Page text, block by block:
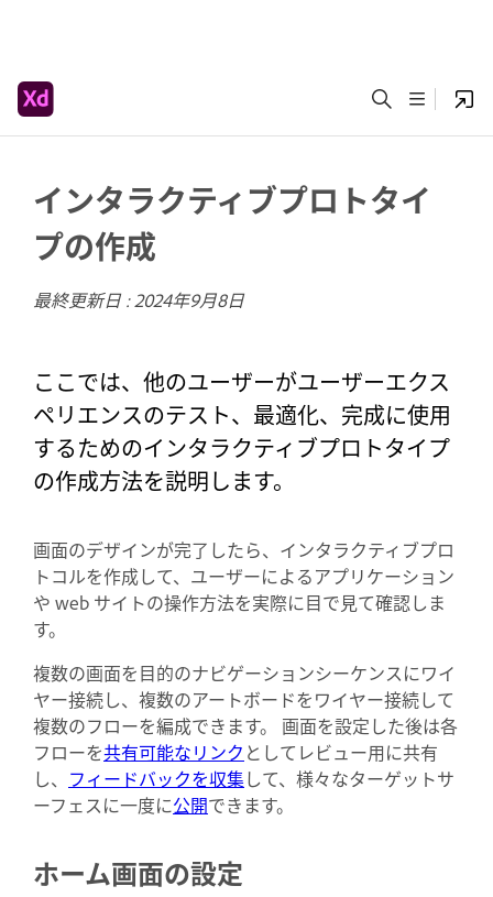
インタラクティブプロトタイ
プの作成
最終更新日 :2024年9月8日
ここでは、他のユーザーがユーザーエクス
ペリエンスのテスト、最適化、完成に使用
するためのインタラクティブプロトタイプ
の作成方法を説明します。
画面のデザインが完了したら、インタラクティブプロ
トコルを作成して、ユーザーによるアプリケーション
や web サイトの操作方法を実際に目で見て確認しま
す。
複数の画面を目的のナビゲーションシーケンスにワイ
ヤー接続し、複数のアートボードをワイヤー接続して
複数のフローを編成できます。 画面を設定した後は各
フローを共有可能なリンク としてレビュー用に共有
し、 フィードバックを収集して、様々なターゲットサ
ーフェスに一度に公開できます。
ホーム画面の設定